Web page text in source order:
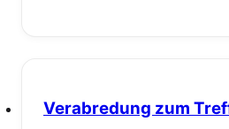
Verabredung zum